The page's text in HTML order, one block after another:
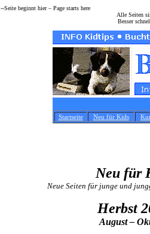
--Seite beginnt hier – Page starts here­
Alle Seiten
Besser
Startseite Neu für Kids
Neu für
Neue Seiten für junge und
Herbst
August –